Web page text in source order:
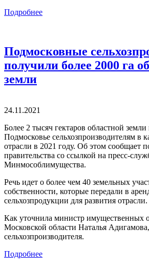
Подробнее
Подмосковные
получили более 2000 га
земли
24.11.2021
Более 2 тысяч гектаров областной земли
Подмосковье сельхозпроизводителям в
отрасли в 2021 году. Об этом сообщает
правительства со ссылкой на пресс-
Минмособлимущества.
Речь идет о более чем 40 земельных
собственности, которые передали в
сельхозпродукции для развития отрасли.
Как уточнила министр имущественных
Московской области Наталья
сельхозпроизводителя.
Подробнее